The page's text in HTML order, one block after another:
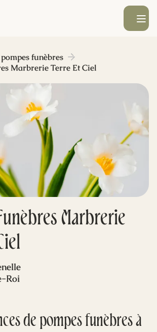
dernières volontés
Ouvrir le
Marbrerie
funèbres
Marbrerie Terre Et Ciel
Roi
de pompes funèbres à